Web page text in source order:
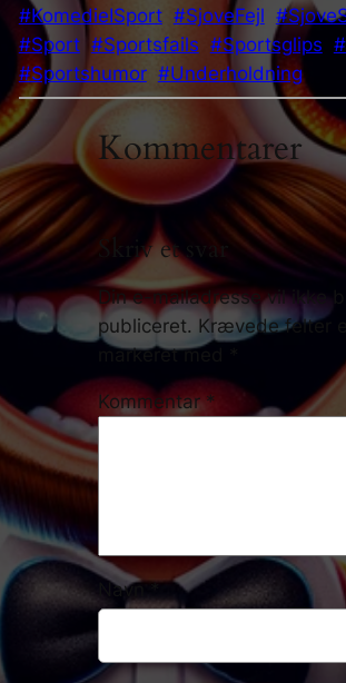
#KomedieISport #SjoveFejl
#Sport #Sportsfails #Sportsglips
#Sportshumor #Underholdning
Kommentarer
Skriv et svar
Din e-mailadresse vil ikke
publiceret. Krævede felter er
markeret med
Kommentar *
Navn *